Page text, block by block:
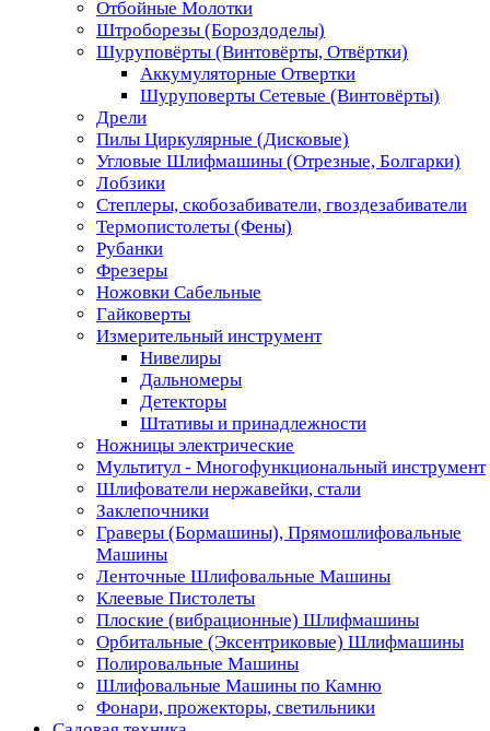
Отбойные Молотки
Штроборезы (Бороздоделы)
Шуруповёрты (Винтовёрты, Отвёртки)
Аккумуляторные Отвертки
Шуруповерты Сетевые (Винтовёрты)
Дрели
Пилы Циркулярные (Дисковые)
Угловые Шлифмашины (Отрезные, Болгарки)
Лобзики
Степлеры, скобозабиватели, гвоздезабиватели
Термопистолеты (Фены)
Рубанки
Фрезеры
Ножовки Сабельные
Гайковерты
Измерительный инструмент
Нивелиры
Дальномеры
Детекторы
Штативы и принадлежности
Ножницы электрические
Мультитул - Многофункциональный инструмент
Шлифователи нержавейки, стали
Заклепочники
Граверы (Бормашины), Прямошлифовальные
Машины
Ленточные Шлифовальные Машины
Клеевые Пистолеты
Плоские (вибрационные) Шлифмашины
Орбитальные (Эксентриковые) Шлифмашины
Полировальные Машины
Шлифовальные Машины по Камню
Фонари, прожекторы, светильники